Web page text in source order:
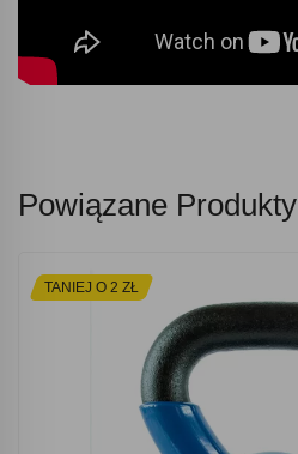
Powiązane Produkty
TANIEJ O 2 ZŁ